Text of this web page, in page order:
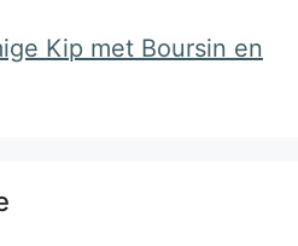
Kip met Boursin en